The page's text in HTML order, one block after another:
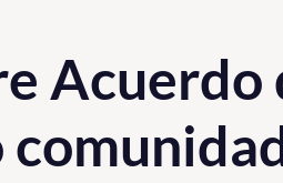
Acuerdo